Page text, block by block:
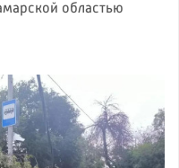
областью